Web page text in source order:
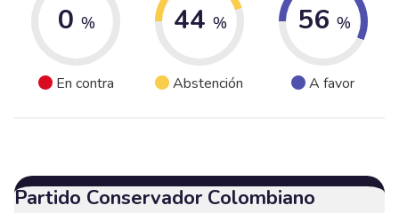
0 %
En contra
44 %
Abstención
56 %
A favor
Partido Conservador Colombiano